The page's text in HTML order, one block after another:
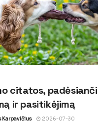
citatos,
ir pasitikėjimą
Karpavičius 2026-07-30